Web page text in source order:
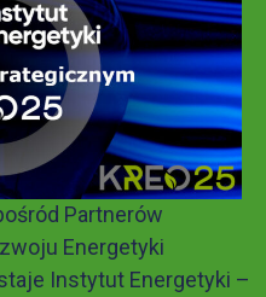
Partnerów
Energetyki
Instytut Energetyki –